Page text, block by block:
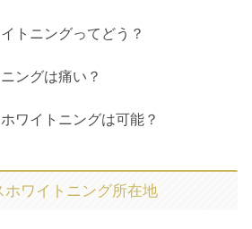
トニングってどう？
ングは痛い？
ワイトニングは可能？
ホワイトニング所在地